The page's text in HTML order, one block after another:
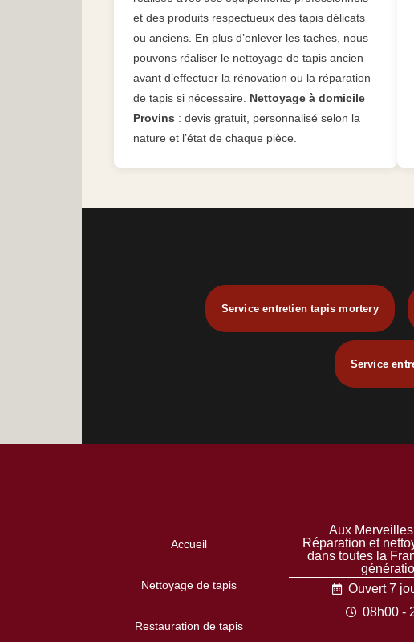
et des produits respectueux des tapis délicats
ou anciens. En plus d’enlever les taches, nous
pouvons réaliser le nettoyage de tapis ancien
avant d’effectuer la rénovation ou la réparation
de tapis si nécessaire. Nettoyage à domicile
Provins : devis gratuit, personnalisé selon la
nature et l’état de chaque pièce.
Service entretien tapis mortery
Service
Accueil
Nettoyage de tapis
Restauration de tapis
Aux
Réparation et
dans toutes la
Ouvert 7
08h00 -